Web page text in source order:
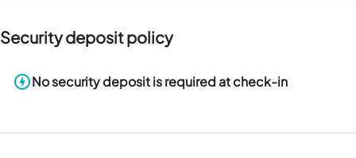
Security deposit policy
No security deposit is required at check-in